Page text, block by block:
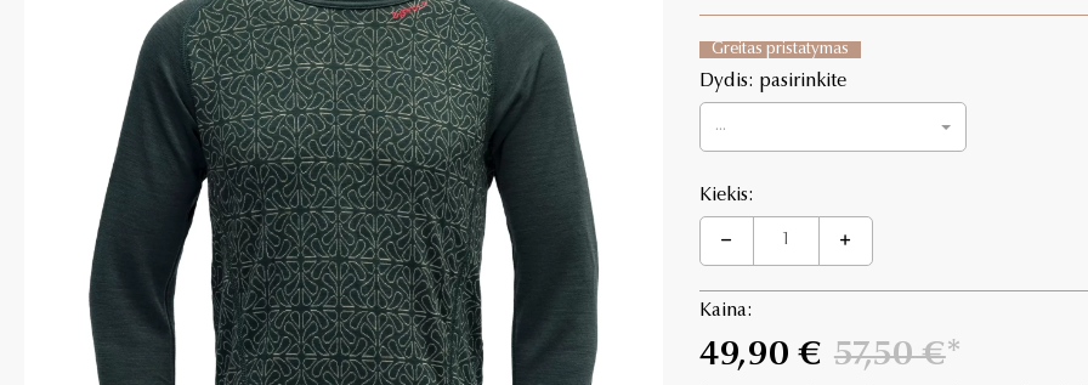
Greitas pristatymas
Dydis: pasirinkite
...
Kiekis:
Kaina:
49,90 € 57,50 €